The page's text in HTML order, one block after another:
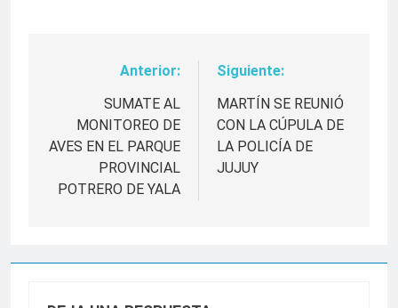
Navegación
entradas
Anterior:
SUMATE AL
MONITOREO DE
AVES EN EL PARQUE
PROVINCIAL
POTRERO DE YALA
Siguiente:
MARTÍN SE REUNIÓ
CON LA CÚPULA DE
LA POLICÍA DE
JUJUY